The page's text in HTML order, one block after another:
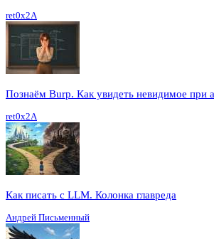
ret0x2A
Познаём Burp. Как увидеть невидимое при
ret0x2A
Как писать с LLM. Колонка главреда
Андрей Письменный